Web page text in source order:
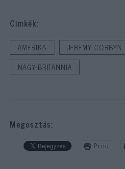
Cimkék:
AMERIKA JEREMY CORBYN
NAGY-BRITANNIA
Megosztás:
Print